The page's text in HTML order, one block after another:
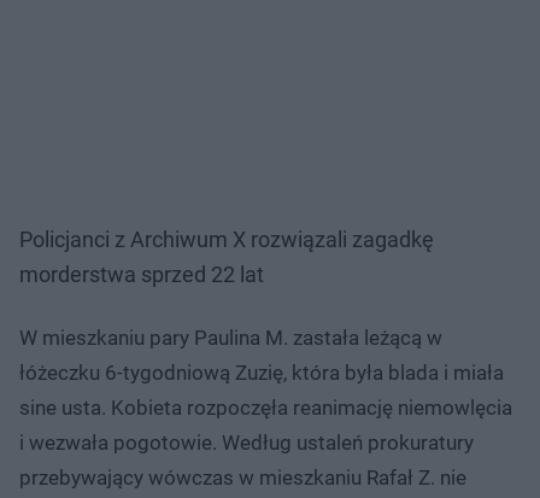
Policjanci z Archiwum X rozwiązali zagadkę
morderstwa sprzed 22 lat
W mieszkaniu pary Paulina M. zastała leżącą w
łóżeczku 6-tygodniową Zuzię, która była blada i miała
sine usta. Kobieta rozpoczęła reanimację niemowlęcia
i wezwała pogotowie. Według ustaleń prokuratury
przebywający wówczas w mieszkaniu Rafał Z. nie